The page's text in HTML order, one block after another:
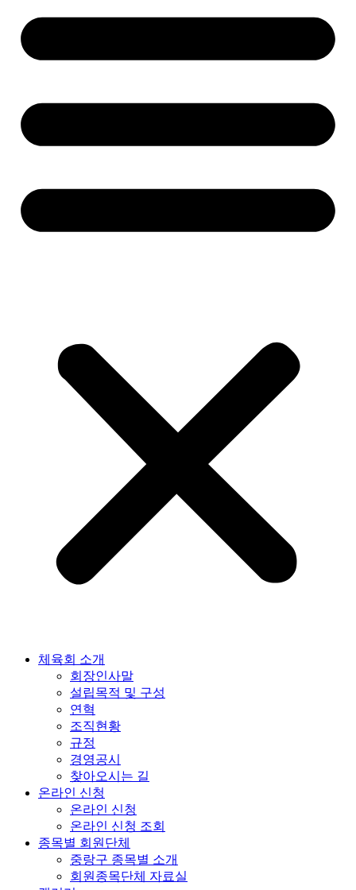
체육회 소개
회장인사말
설립목적 및 구성
연혁
조직현황
규정
경영공시
찾아오시는 길
온라인 신청
온라인 신청
온라인 신청 조회
종목별 회원단체
중랑구 종목별 소개
회원종목단체 자료실